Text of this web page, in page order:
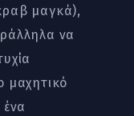
μαγκά),
να
μαχητικό